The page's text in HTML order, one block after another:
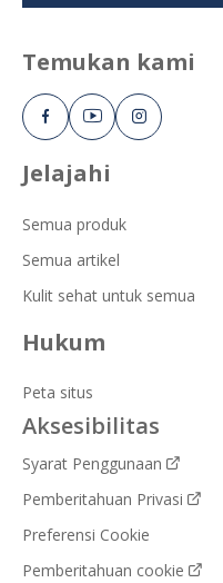
Jelajahi
Semua produk
Semua artikel
Kulit sehat untuk semua
Hukum
Peta situs
Aksesibilitas
Syarat Penggunaan
Pemberitahuan Privasi
Preferensi Cookie
Pemberitahuan cookie
Temukan kami